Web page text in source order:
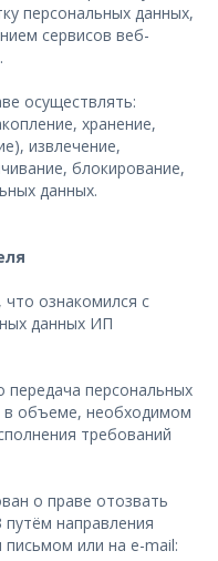
персональных данных,
сервисов веб-
осуществлять:
хранение,
извлечение,
блокирование,
данных.
ознакомился с
данных ИП
передача персональных
в объеме, необходимом
требований
о праве отозвать
путём направления
письмом или на e-mail: